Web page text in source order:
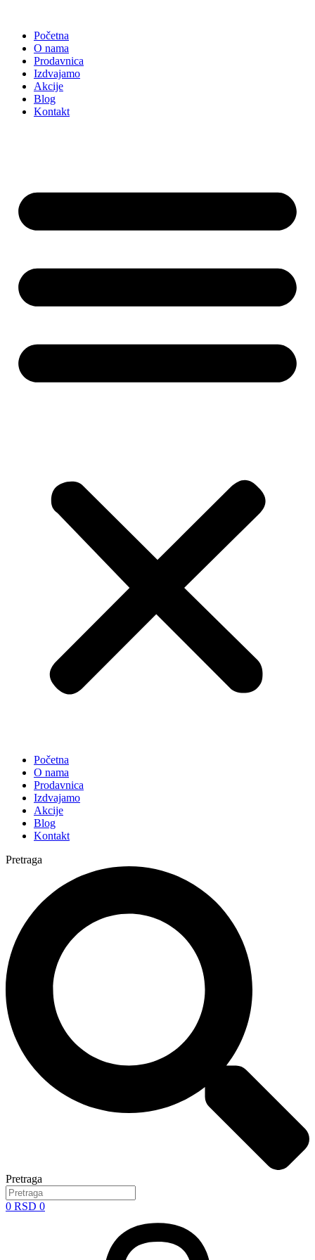
sadržajPočetna
O nama
Prodavnica
Izdvajamo
Akcije
Blog
Kontakt
Početna
O nama
Prodavnica
Izdvajamo
Akcije
Blog
Kontakt
Pretraga
Pretraga
0 RSD 0